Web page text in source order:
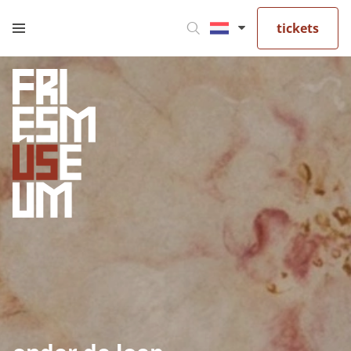
tickets
Privacy opties
Dankzij cookies hoef je niet steeds dezelfde